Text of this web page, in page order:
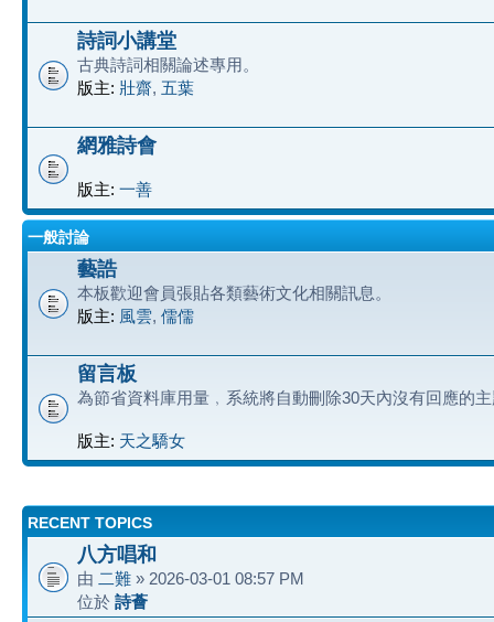
詩詞小講堂
古典詩詞相關論述專用。
版主: 壯齋, 五葉
網雅詩會
版主: 一善
一般討論
藝誥
本板歡迎會員張貼各類藝術文化相關訊息。
版主: 風雲, 儒儒
留言板
為節省資料庫用量﹐系統將自動刪除30天內沒有回應的
版主: 天之驕女
RECENT TOPICS
八方唱和
由 二難 » 2026-03-01 08:57 PM
位於 詩薈